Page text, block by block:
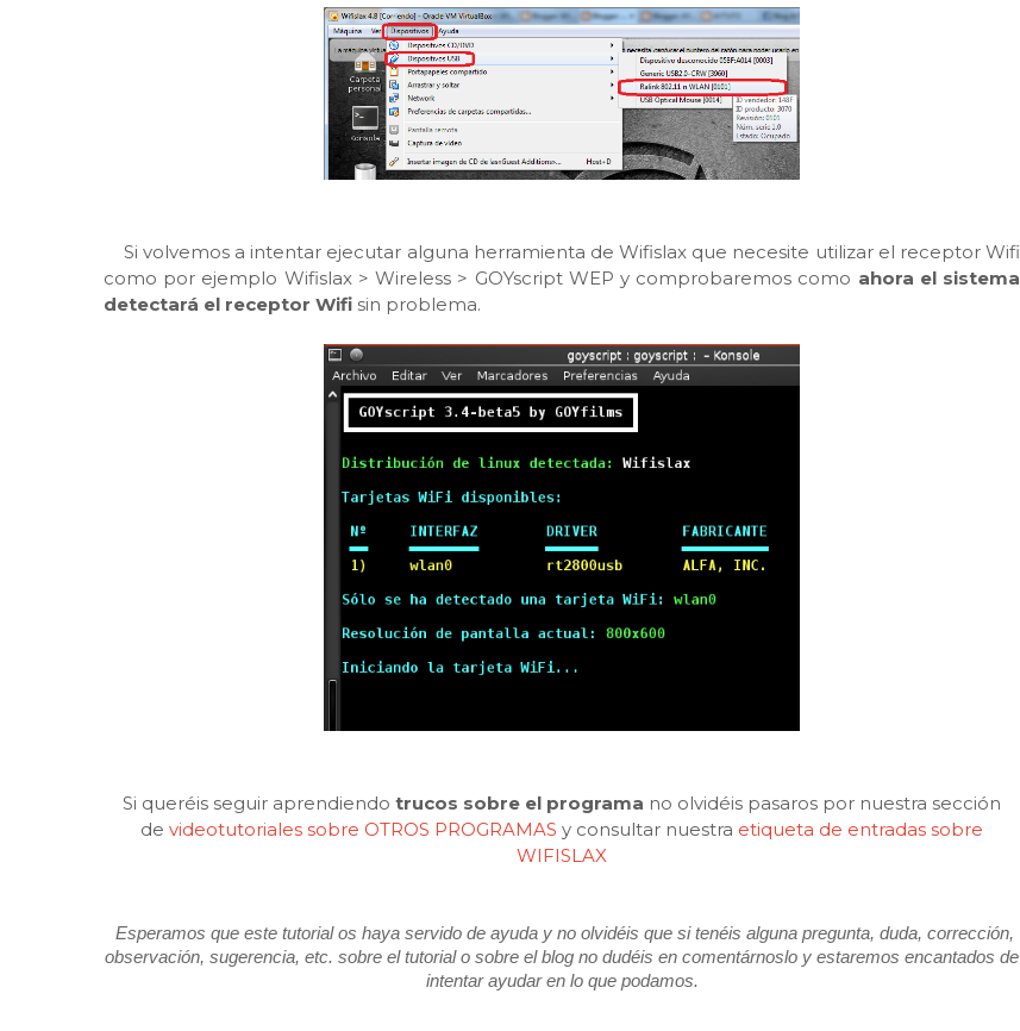
Si volvemos a intentar ejecutar alguna herramienta de Wifislax que necesite utilizar el receptor Wifi
como por ejemplo Wifislax > Wireless > GOYscript WEP y comprobaremos como ahora el sistema
detectará el receptor Wifi sin problema.
Si queréis seguir aprendiendo trucos sobre el programa no olvidéis pasaros por nuestra sección
de videotutoriales sobre OTROS PROGRAMAS y consultar nuestra etiqueta de entradas sobre
WIFISLAX
Esperamos que este tutorial os haya servido de ayuda y no olvidéis que si tenéis alguna pregunta, duda, corrección,
observación, sugerencia, etc. sobre el tutorial o sobre el blog no dudéis en comentárnoslo y estaremos encantados de
intentar ayudar en lo que podamos.